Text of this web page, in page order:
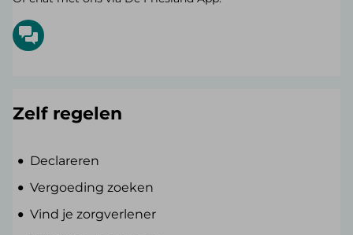
Zelf regelen
Declareren
Vergoeding zoeken
Vind je zorgverlener